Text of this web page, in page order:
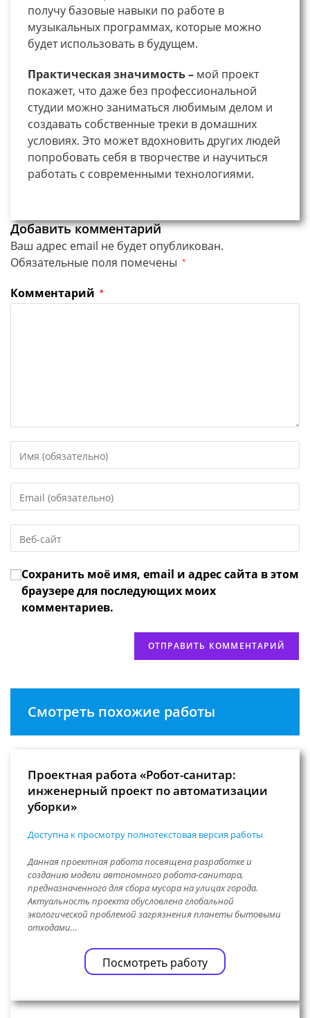
получу базовые навыки по работе в
музыкальных программах, которые можно
будет использовать в будущем.
Практическая значимость – мой проект
покажет, что даже без профессиональной
студии можно заниматься любимым делом и
создавать собственные треки в домашних
условиях. Это может вдохновить других людей
попробовать себя в творчестве и научиться
работать с современными технологиями.
Добавить комментарий
Ваш адрес email не будет опубликован.
Обязательные поля помечены *
Комментарий *
свое
или
имя
чтобы
прокомментировать
свой
адрес,
чтобы
URL
веб-
сайта
(необязательно)
Сохранить моё имя, email и адрес сайта в этом
браузере для последующих моих
комментариев.
Смотреть похожие работы
Проектная работа «Робот-санитар:
инженерный проект по автоматизации
уборки»
Доступна к просмотру полнотекстовая версия работы
Данная проектная работа посвящена разработке и
созданию модели автономного робота-санитара,
предназначенного для сбора мусора на улицах города.
Актуальность проекта обусловлена глобальной
экологической проблемой загрязнения планеты бытовыми
отходами…
Посмотреть работу